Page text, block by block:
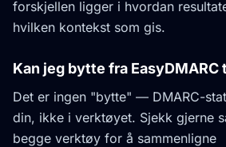
forskjellen ligger i hvordan
hvilken kontekst som gis.
Kan jeg bytte fra EasyDMARC
Det er ingen "bytte" — DMARC-
din, ikke i verktøyet. Sjekk gjerne
begge verktøy for å sammenligne